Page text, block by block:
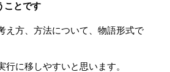
ことです
方、方法について、物語形式で
に移しやすいと思います。